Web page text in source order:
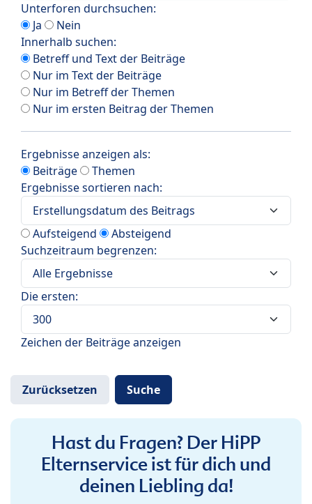
Unterforen durchsuchen:
Ja
Nein
Innerhalb suchen:
Betreff und Text der Beiträge
Nur im Text der Beiträge
Nur im Betreff der Themen
Nur im ersten Beitrag der Themen
Ergebnisse anzeigen als:
Beiträge
Themen
Ergebnisse sortieren nach:
Aufsteigend
Absteigend
Suchzeitraum begrenzen:
Die ersten:
Zeichen der Beiträge anzeigen
Hast du Fragen? Der HiPP
Elternservice ist für dich und
deinen Liebling da!